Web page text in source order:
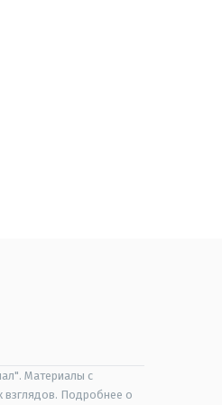
Материалы с
взглядов. Подробнее о